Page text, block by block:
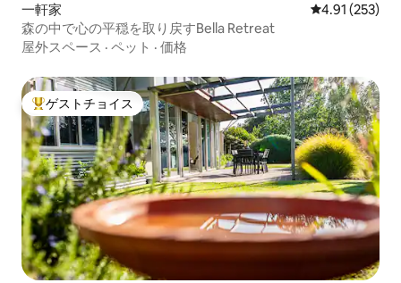
一軒家 レビュー253
4.91 (253)
森の中で心の平穏を取り戻すBella Retreat
屋外スペース · ペット · 価格
大好評のゲストチョイスです。
ゲストチョイス